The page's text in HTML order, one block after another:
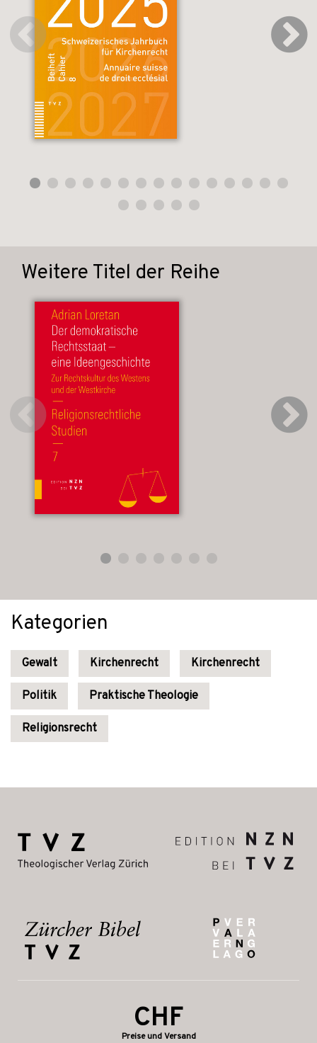
Weitere Titel der Reihe
Kategorien
Gewalt Kirchenrecht Kirchenrecht
Politik Praktische Theologie
Religionsrecht
CHF
Preise und Versand